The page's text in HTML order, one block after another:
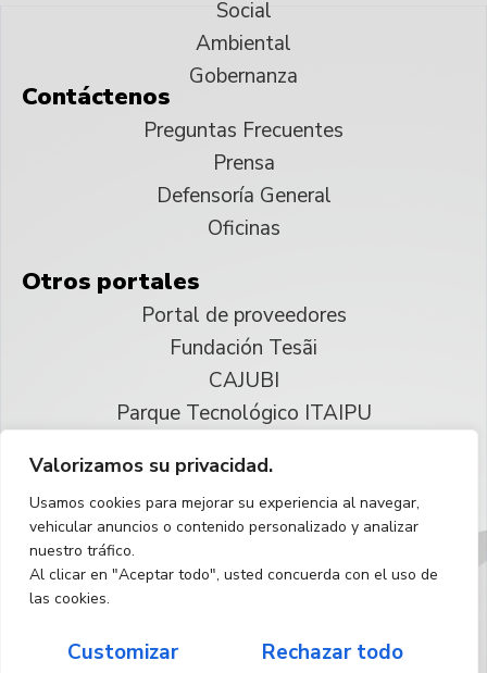
Valorizamos su privacidad.
Usamos cookies para mejorar su experiencia al navegar,
vehicular anuncios o contenido personalizado y analizar
nuestro tráfico.
Al clicar en "Aceptar todo", usted concuerda con el uso de
las cookies.
Customizar Rechazar todo
Social
Ambiental
Gobernanza
Contáctenos
Preguntas Frecuentes
Prensa
Defensoría General
Oficinas
Otros portales
Portal de proveedores
Fundación Tesãi
CAJUBI
Parque Tecnológico ITAIPU
Reservados todos los derechos
Español